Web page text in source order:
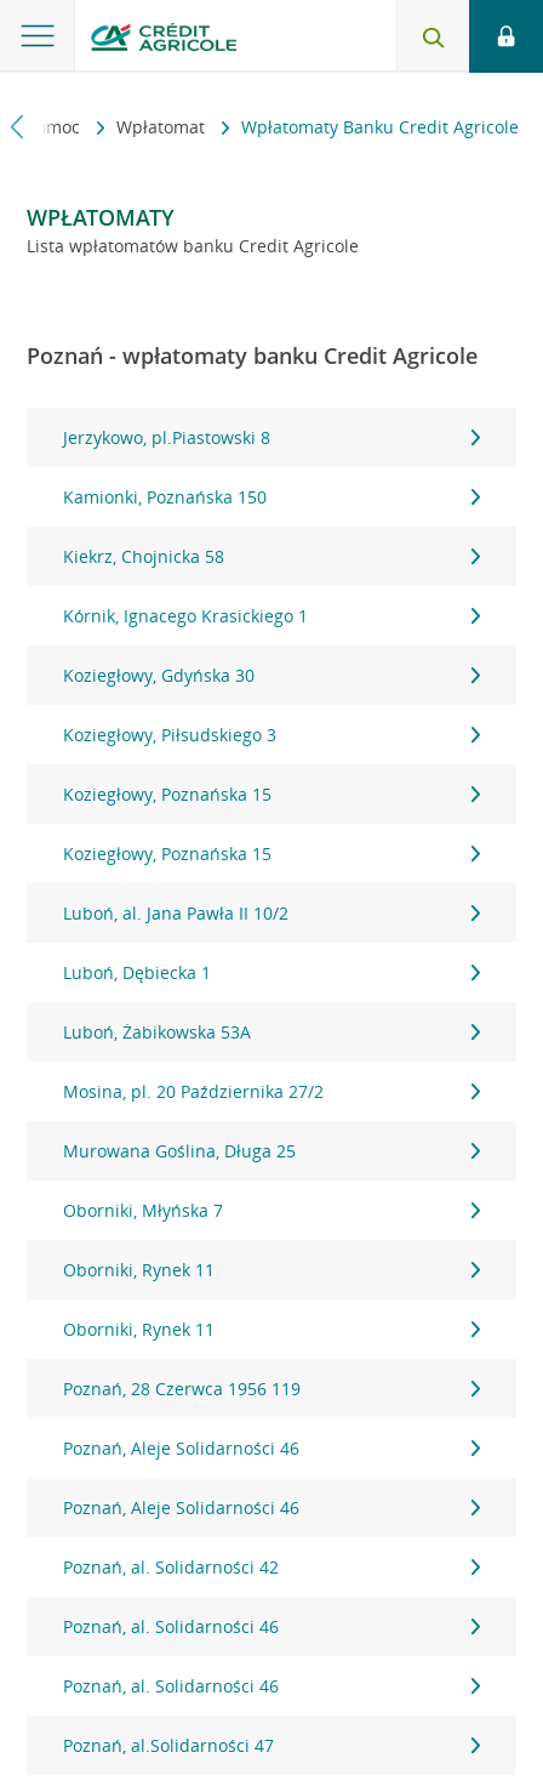
i pomoc Wpłatomat Wpłatomaty Banku Credit Agricole
WPŁATOMATY
Lista wpłatomatów banku Credit Agricole
Poznań - wpłatomaty banku Credit Agricole
Jerzykowo, pl.Piastowski 8
Kamionki, Poznańska 150
Kiekrz, Chojnicka 58
Kórnik, Ignacego Krasickiego 1
Koziegłowy, Gdyńska 30
Koziegłowy, Piłsudskiego 3
Koziegłowy, Poznańska 15
Koziegłowy, Poznańska 15
Luboń, al. Jana Pawła II 10/2
Luboń, Dębiecka 1
Luboń, Żabikowska 53A
Mosina, pl. 20 Października 27/2
Murowana Goślina, Długa 25
Oborniki, Młyńska 7
Oborniki, Rynek 11
Oborniki, Rynek 11
Poznań, 28 Czerwca 1956 119
Poznań, Aleje Solidarności 46
Poznań, Aleje Solidarności 46
Poznań, al. Solidarności 42
Poznań, al. Solidarności 46
Poznań, al. Solidarności 46
Poznań, al.Solidarności 47